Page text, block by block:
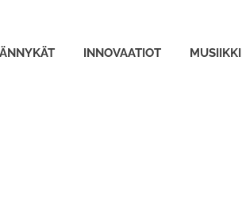
INNOVAATIOT MUSIIKKI